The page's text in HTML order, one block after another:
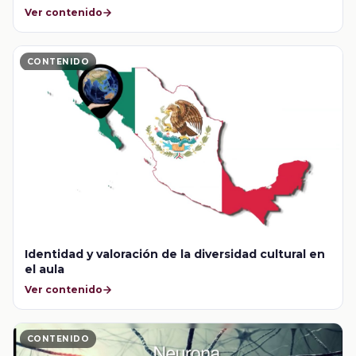
Ver contenido
CONTENIDO
Identidad y valoración de la diversidad cultural en
el aula
Ver contenido
CONTENIDO